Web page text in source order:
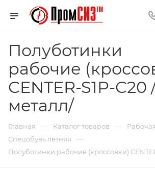
Полуботинки
рабочие
CENTER-S1P-C20
металл/
Главная — Каталог товаров —
Спецобувь летняя —
Полуботинки рабочие (кроссовки)